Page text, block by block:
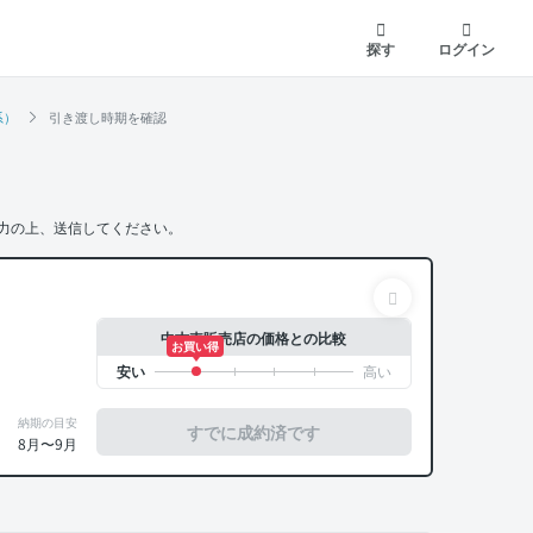
探す ログイン
引き渡し時期を確認
上、送信してください。
納期の目安
8月〜9月
中古車販売店の価格との比較
お買い得
すでに成約済です